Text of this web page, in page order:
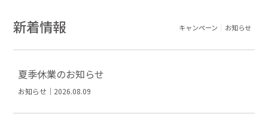
新着情報 キャンペーン お知らせ
夏季休業のお知らせ
お知らせ｜2026.08.09